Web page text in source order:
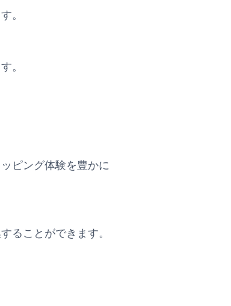
。
。
ピング体験を豊かに
ることができます。